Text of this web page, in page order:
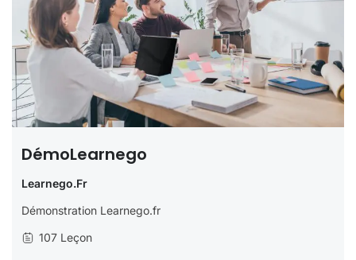
DémoLearnego
Learnego.fr
Démonstration Learnego.fr
107 Leçon